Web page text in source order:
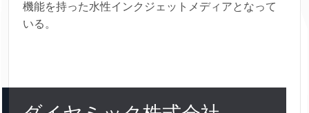
機能を持った水性インクジェットメディアとなって
いる。